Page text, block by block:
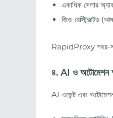
একাধিক সেলার
জিও-রেস্ট্রিক্টেড
RapidProxy শহর-
৪. AI ও অটোমেশন
AI এজেন্ট এবং অটোমেশন